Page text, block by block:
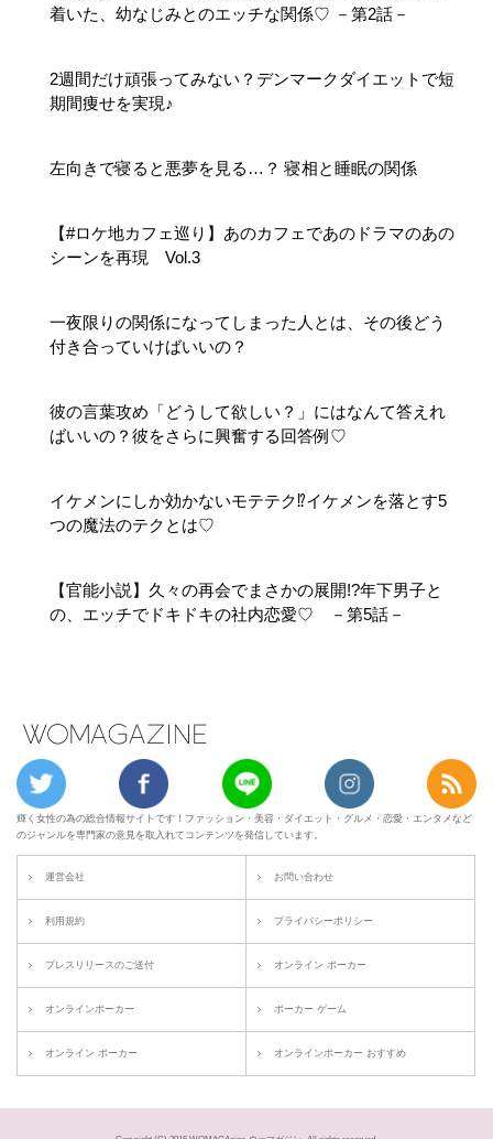
着いた、幼なじみとのエッチな関係♡ －第2話－
2週間だけ頑張ってみない？デンマークダイエットで短
期間痩せを実現♪
左向きで寝ると悪夢を見る…？ 寝相と睡眠の関係
【#ロケ地カフェ巡り】あのカフェであのドラマのあの
シーンを再現 Vol.3
一夜限りの関係になってしまった人とは、その後どう
付き合っていけばいいの？
彼の言葉攻め「どうして欲しい？」にはなんて答えれ
ばいいの？彼をさらに興奮する回答例♡
イケメンにしか効かないモテテク⁉イケメンを落とす5
つの魔法のテクとは♡
【官能小説】久々の再会でまさかの展開!?年下男子と
の、エッチでドキドキの社内恋愛♡ －第5話－
輝く女性の為の総合情報サイトです！ファッション・美容・ダイエット・グルメ・恋愛・エンタメなど
のジャンルを専門家の意見を取入れてコンテンツを発信しています。
運営会社 お問い合わせ
利用規約 プライバシーポリシー
プレスリリースのご送付 オンライン ポーカー
オンラインポーカー ポーカー ゲーム
オンライン ポーカー オンラインポーカー おすすめ